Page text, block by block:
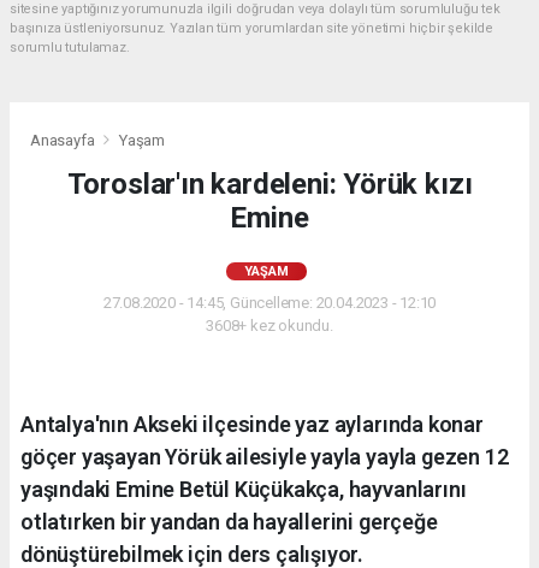
sitesine yaptığınız yorumunuzla ilgili doğrudan veya dolaylı tüm sorumluluğu tek
başınıza üstleniyorsunuz. Yazılan tüm yorumlardan site yönetimi hiçbir şekilde
sorumlu tutulamaz.
Anasayfa Yaşam
Toroslar'ın kardeleni: Yörük kızı
Emine
YAŞAM
27.08.2020 - 14:45, Güncelleme: 20.04.2023 - 12:10
3608+ kez okundu.
Antalya'nın Akseki ilçesinde yaz aylarında konar
göçer yaşayan Yörük ailesiyle yayla yayla gezen 12
yaşındaki Emine Betül Küçükakça, hayvanlarını
otlatırken bir yandan da hayallerini gerçeğe
dönüştürebilmek için ders çalışıyor.